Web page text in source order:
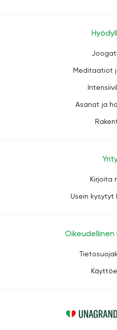
Meditaatiot
Asanat ja
Kirjoita
Usein kysytyt